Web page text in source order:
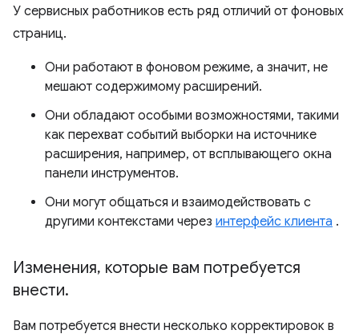
У сервисных работников есть ряд отличий от фоновых
страниц.
Они работают в фоновом режиме, а значит, не
мешают содержимому расширений.
Они обладают особыми возможностями, такими
как перехват событий выборки на источнике
расширения, например, от всплывающего окна
панели инструментов.
Они могут общаться и взаимодействовать с
другими контекстами через интерфейс клиента .
Изменения, которые вам потребуется
внести.
Вам потребуется внести несколько корректировок в